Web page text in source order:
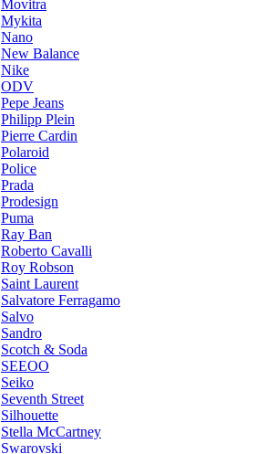
Movitra
Mykita
Nano
New Balance
Nike
ODV
Pepe Jeans
Philipp Plein
Pierre Cardin
Polaroid
Police
Prada
Prodesign
Puma
Ray Ban
Roberto Cavalli
Roy Robson
Saint Laurent
Salvatore Ferragamo
Salvo
Sandro
Scotch & Soda
SEEOO
Seiko
Seventh Street
Silhouette
Stella McCartney
Swarovski